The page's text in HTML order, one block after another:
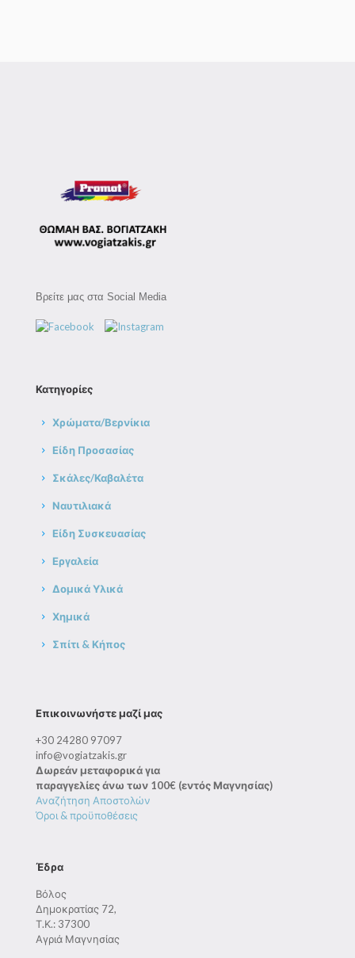
Βρείτε μας στα Social Media
Κατηγορίες
Χρώματα/Βερνίκια
Είδη Προσασίας
Σκάλες/Καβαλέτα
Ναυτιλιακά
Είδη Συσκευασίας
Εργαλεία
Δομικά Υλικά
Χημικά
Σπίτι & Κήπος
Επικοινωνήστε μαζί μας
+30 24280 97097
info@vogiatzakis.gr
Δωρεάν μεταφορικά για
παραγγελίες άνω των 100€ (εντός Μαγνησίας)
Αναζήτηση Αποστολών
Όροι & προϋποθέσεις
Έδρα
Βόλος
Δημοκρατίας 72,
Τ.Κ.: 37300
Αγριά Μαγνησίας